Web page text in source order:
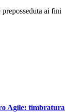
ai fini
Agile: timbratura